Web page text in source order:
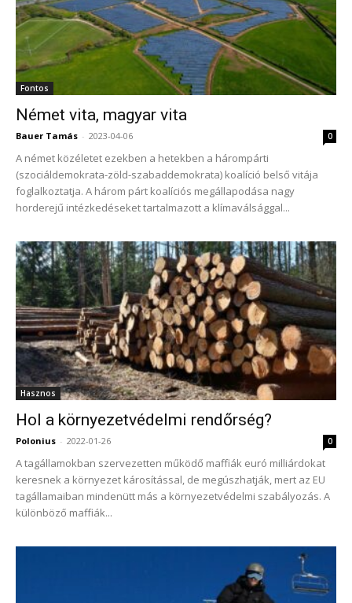
Fontos
Német vita, magyar vita
Bauer Tamás - 2023-04-06 0
A német közéletet ezekben a hetekben a hárompárti
(szociáldemokrata-zöld-szabaddemokrata) koalíció belső vitája
foglalkoztatja. A három párt koalíciós megállapodása nagy
horderejű intézkedéseket tartalmazott a klímaválsággal...
Hasznos
Hol a környezetvédelmi rendőrség?
Polonius - 2022-01-26 0
A tagállamokban szervezetten működő maffiák euró milliárdokat
keresnek a környezet károsítással, de megúszhatják, mert az EU
tagállamaiban mindenütt más a környezetvédelmi szabályozás. A
különböző maffiák...